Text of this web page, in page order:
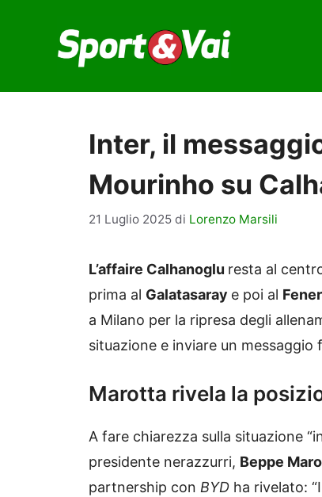
contenuto
Inter, il
Mourinho su
21 Luglio 2025 di Lorenzo Marsili
L’affaire Calhanoglu resta al
prima al Galatasaray e poi al
a Milano per la ripresa degli
situazione e inviare un
Marotta rivela la
A fare chiarezza sulla situazione
presidente nerazzurri, Beppe
partnership con BYD ha rivelato: